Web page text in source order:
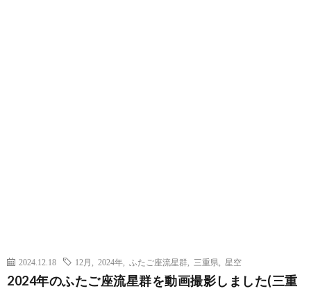
2024.12.18 12月 2024年 ふたご座流星群 三重県 星空
2024年のふたご座流星群を動画撮影しました(三重